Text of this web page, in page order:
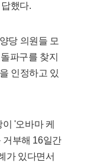
했다.
당 의원들 모
파구를 찾지
인정하고 있
'오바마 케
거부해 16일간
가 있다면서